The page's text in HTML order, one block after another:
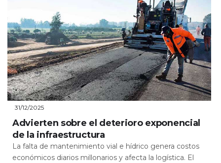
31/12/2025
Advierten sobre el deterioro exponencial
de la infraestructura
La falta de mantenimiento vial e hídrico genera costos
económicos diarios millonarios y afecta la logística. El